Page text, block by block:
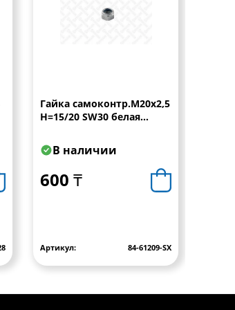
Гайка самоконтр.M20x2,5
H=15/20 SW30 белая
В наличии
600 ₸
Артикул: 84-61209-SX